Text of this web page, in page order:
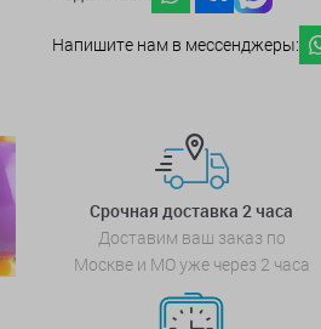
Напишите нам в мессенджеры:
Срочная доставка 2 часа
Доставим ваш заказ по
Москве и МО уже через 2 часа